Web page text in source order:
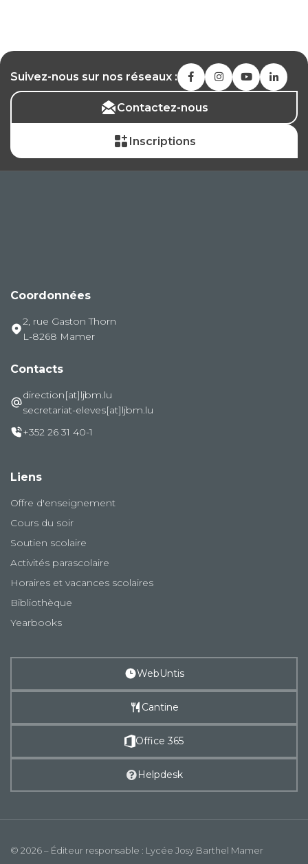
Suivez-nous sur nos réseaux :
Contactez-nous
Inscriptions
Coordonnées
2, rue Gaston Thorn
L-8268 Mamer
Contacts
direction[at]ljbm.lu
secretariat-eleves[at]ljbm.lu
+352 26 31 40-1
Liens
Offre d'enseignement
Cours du soir
Soutien scolaire
Activités parascolaire
Horaires et vacances scolaires
Bibliothèque
Yearbooks
WebUntis
Cantine
Office 365
Helpdesk
© 2026 – Éditeur responsable : Lycée Josy Barthel Mamer